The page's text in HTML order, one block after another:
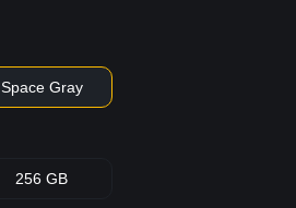
Space Gray
256 GB